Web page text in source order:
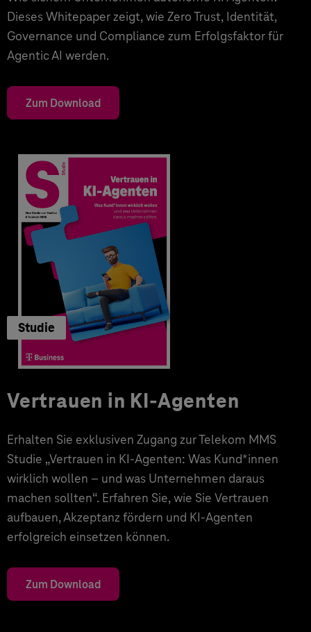
Dieses Whitepaper zeigt, wie Zero Trust, Identität,
Governance und Compliance zum Erfolgsfaktor für
Agentic AI werden.
Zum Download
Studie
Vertrauen in KI-Agenten
Erhalten Sie exklusiven Zugang zur Telekom MMS
Studie „Vertrauen in KI-Agenten: Was Kund*innen
wirklich wollen – und was Unternehmen daraus
machen sollten“. Erfahren Sie, wie Sie Vertrauen
aufbauen, Akzeptanz fördern und KI-Agenten
erfolgreich einsetzen können.
Zum Download